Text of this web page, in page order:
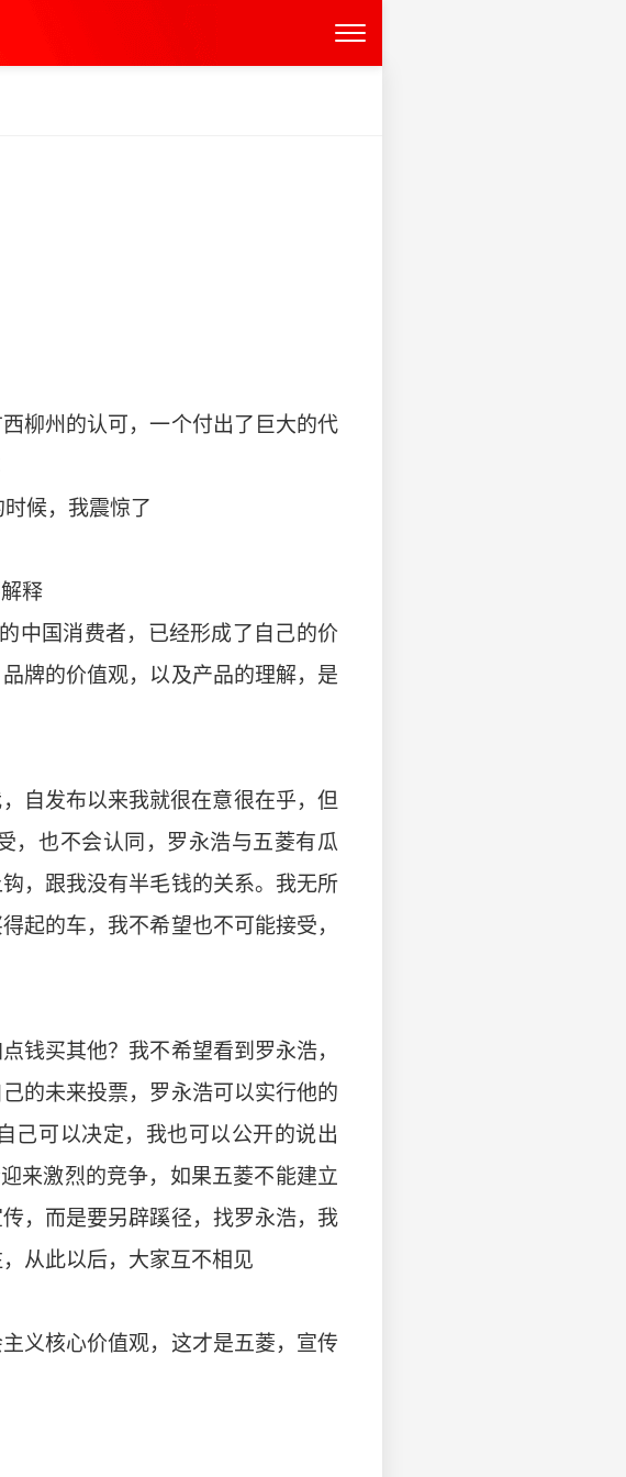
柳州的认可，一个付出了巨大的代
候，我震惊了
释
中国消费者，已经形成了自己的价
牌的价值观，以及产品的理解，是
自发布以来我就很在意很在乎，但
，也不会认同，罗永浩与五菱有瓜
，跟我没有半毛钱的关系。我无所
起的车，我不希望也不可能接受，
钱买其他？我不希望看到罗永浩，
的未来投票，罗永浩可以实行他的
己可以决定，我也可以公开的说出
来激烈的竞争，如果五菱不能建立
，而是要另辟蹊径，找罗永浩，我
从此以后，大家互不相见
义核心价值观，这才是五菱，宣传